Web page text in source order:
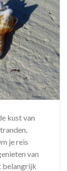
kust van
je reis
van
belangrijk